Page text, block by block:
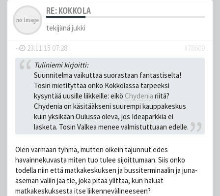
RE: KOKKOLA
tekijänä jukki
- 23.11.15 07:28
#78609
Tuliniemi kirjoitti:
Suunnitelma vaikuttaa suorastaan fantastiselta!
Tosin mietityttää onko Kokkolassa tarpeeksi
kysyntää uusille liikkeille: eikö Chydenia riitä?
Chydenia on käsitääkseni suurempi kauppakeskus
kuin yksikään Oulussa oleva, jos Ideaparkkia ei
lasketa. Tosin Valkea menee valmistuttuaan edelle.
Olen varmaan tyhmä, mutten oikein tajunnut edes
havainnekuvasta miten tuo tulee sijoittumaan. Siis onko
todella niin että matkakeskuksen ja bussiterminaalin ja juna-
aseman väliin jää tie, joka pitää ylittää, kun haluat
matkakeskuksesta itse liikennevälineeseen?